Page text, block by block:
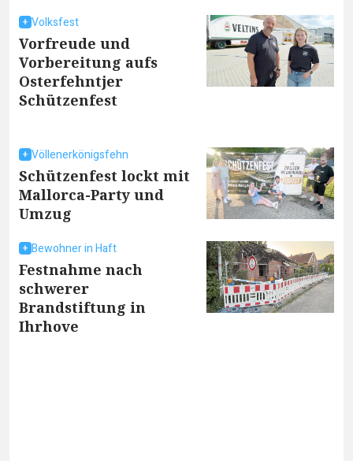
Volksfest
Vorfreude und
Vorbereitung aufs
Osterfehntjer
Schützenfest
Völlenerkönigsfehn
Schützenfest lockt mit
Mallorca-Party und
Umzug
Bewohner in Haft
Festnahme nach
schwerer
Brandstiftung in
Ihrhove